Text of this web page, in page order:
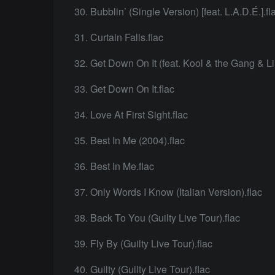
Bubblin’ (Single Version) [feat.
Curtain Falls.flac
Get Down On It (feat. Kool & the Gang &
Get Down On It.flac
Love At First Sight.flac
Best In Me (2004).flac
Best In Me.flac
Only Words I Know (Italian Version).flac
Back To You (Guilty Live Tour).flac
Fly By (Guilty Live Tour).flac
Guilty (Guilty Live Tour).flac